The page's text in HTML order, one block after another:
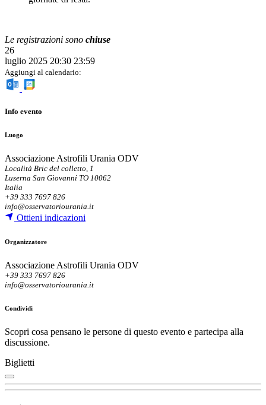
Le registrazioni sono chiuse
26
luglio 2025 20:30 23:59
Aggiungi al calendario:
Info evento
Luogo
Associazione Astrofili Urania ODV
Località Bric del colletto, 1
Luserna San Giovanni TO 10062
Italia
+39 333 7697 826
info@osservatoriourania.it
Ottieni indicazioni
Organizzatore
Associazione Astrofili Urania ODV
+39 333 7697 826
info@osservatoriourania.it
Condividi
Scopri cosa pensano le persone di questo evento e partecipa alla
discussione.
Biglietti